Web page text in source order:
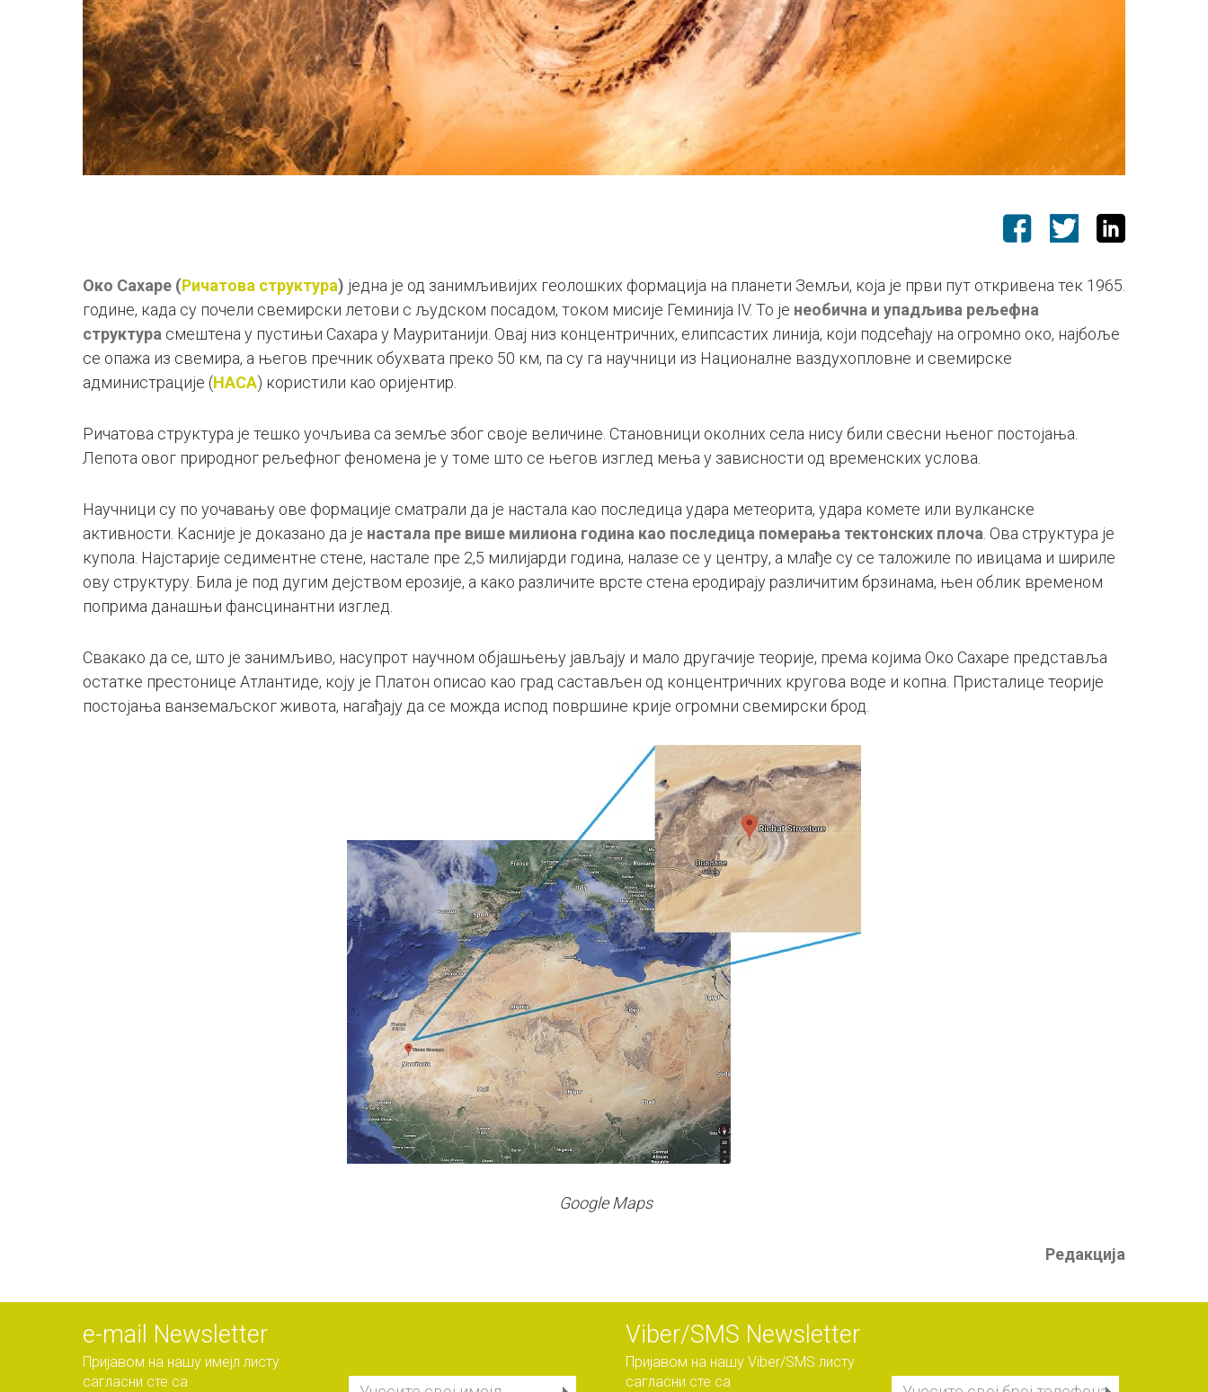
Око Сахаре (Ричатова структура) једна је од занимљивијих геолошких формација на планети Земљи, која је први пут откривена тек 1965.
године, када су почели свемирски летови с људском посадом, током мисије Геминија IV. То је необична и упадљива рељефна
структура смештена у пустињи Сахара у Мауританији. Овај низ концентричних, елипсастих линија, који подсећају на огромно око, најбоље
се опажа из свемира, а његов пречник обухвата преко 50 км, па су га научници из Националне ваздухопловне и свемирске
администрације (НАСА) користили као оријентир.
Ричатова структура је тешко уочљива са земље због своје величине. Становници околних села нису били свесни њеног постојања.
Лепота овог природног рељефног феномена је у томе што се његов изглед мења у зависности од временских услова.
Научници су по уочавању ове формације сматрали да је настала као последица удара метеорита, удара комете или вулканске
активности. Касније је доказано да је настала пре више милиона година као последица померања тектонских плоча. Ова структура је
купола. Најстарије седиментне стене, настале пре 2,5 милијарди година, налазе се у центру, а млађе су се таложиле по ивицама и шириле
ову структуру. Била је под дугим дејством ерозије, а како различите врсте стена еродирају различитим брзинама, њен облик временом
поприма данашњи фансцинантни изглед.
Свакако да се, што је занимљиво, насупрот научном објашњењу јављају и мало другачије теорије, према којима Око Сахаре представља
остатке престонице Атлантиде, коју је Платон описао као град састављен од концентричних кругова воде и копна. Присталице теорије
постојања ванземаљског живота, нагађају да се можда испод површине крије огромни свемирски брод.
Google Maps
Редакција
е-mail Newsletter
Пријавом на нашу имејл листу
сагласни сте са
Viber/SMS Newsletter
Пријавом на нашу Viber/SMS листу
сагласни сте са